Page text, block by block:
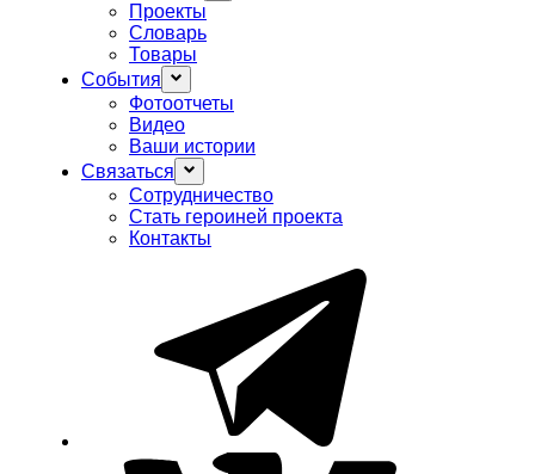
Проекты
Словарь
Товары
События
Фотоотчеты
Видео
Ваши истории
Связаться
Сотрудничество
Стать героиней проекта
Контакты